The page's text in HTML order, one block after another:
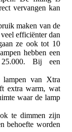
vervangen kan
maken van de
efficiënter dan
ze ook tot 10
hebben een
Bij een
van Xtra
extra warm, wat
waar de lamp
te dimmen zijn
behoefte worden